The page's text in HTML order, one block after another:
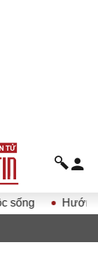
Hướng tới Đại